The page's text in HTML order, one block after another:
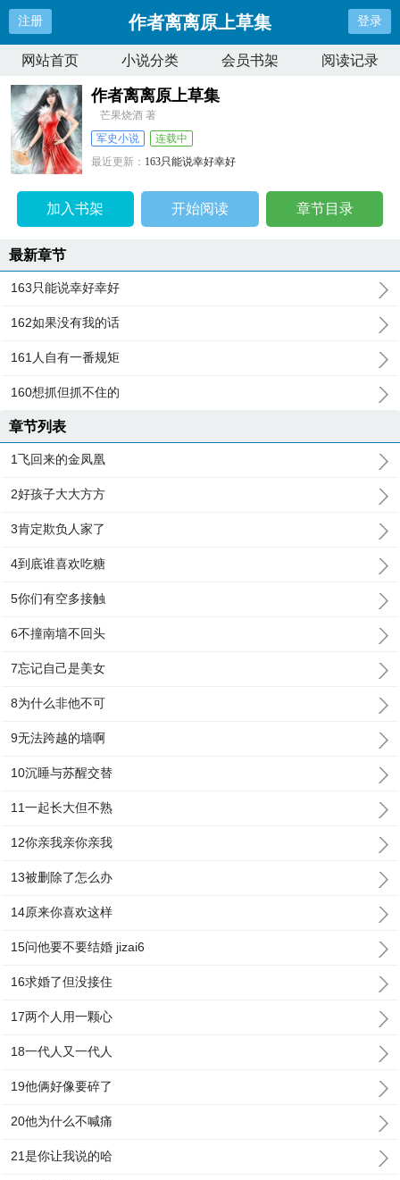
注册 作者离离原上草集 登录
网站首页 小说分类 会员书架 阅读记录
作者离离原上草集
芒果烧酒 著
军史小说
连载中
最近更新： 163只能说幸好幸好
加入书架 开始阅读 章节目录
最新章节
163只能说幸好幸好
162如果没有我的话
161人自有一番规矩
160想抓但抓不住的
章节列表
1飞回来的金凤凰
2好孩子大大方方
3肯定欺负人家了
4到底谁喜欢吃糖
5你们有空多接触
6不撞南墙不回头
7忘记自己是美女
8为什么非他不可
9无法跨越的墙啊
10沉睡与苏醒交替
11一起长大但不熟
12你亲我亲你亲我
13被删除了怎么办
14原来你喜欢这样
15问他要不要结婚 jizai6
16求婚了但没接住
17两个人用一颗心
18一代人又一代人
19他俩好像要碎了
20他为什么不喊痛
21是你让我说的哈